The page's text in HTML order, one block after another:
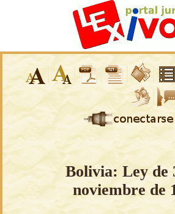
Bolivia: Ley de
noviembre de